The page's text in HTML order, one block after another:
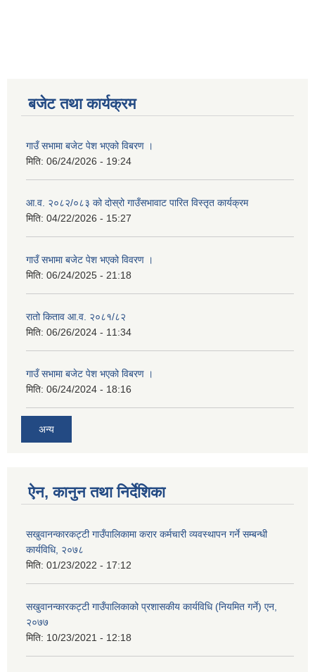
बजेट तथा कार्यक्रम
गाउँ सभामा बजेट पेश भएको विबरण ।
मिति: 06/24/2026 - 19:24
आ.व. २०८२/०८३ को दोस्रो गाउँसभावाट पारित विस्तृत कार्यक्रम
मिति: 04/22/2026 - 15:27
गाउँ सभामा बजेट पेश भएको विवरण ।
मिति: 06/24/2025 - 21:18
रातो किताव आ.व. २०८१/८२
मिति: 06/26/2024 - 11:34
गाउँ सभामा बजेट पेश भएको विबरण ।
मिति: 06/24/2024 - 18:16
अन्य
ऐन, कानुन तथा निर्देशिका
सखुवानन्कारकट्टी गाउँपालिकामा करार कर्मचारी व्यवस्थापन गर्ने सम्बन्धी
कार्यविधि, २०७८
मिति: 01/23/2022 - 17:12
सखुवानन्कारकट्टी गाउँपालिकाको प्रशासकीय कार्यविधि (नियमित गर्ने) एन,
२०७७
मिति: 10/23/2021 - 12:18